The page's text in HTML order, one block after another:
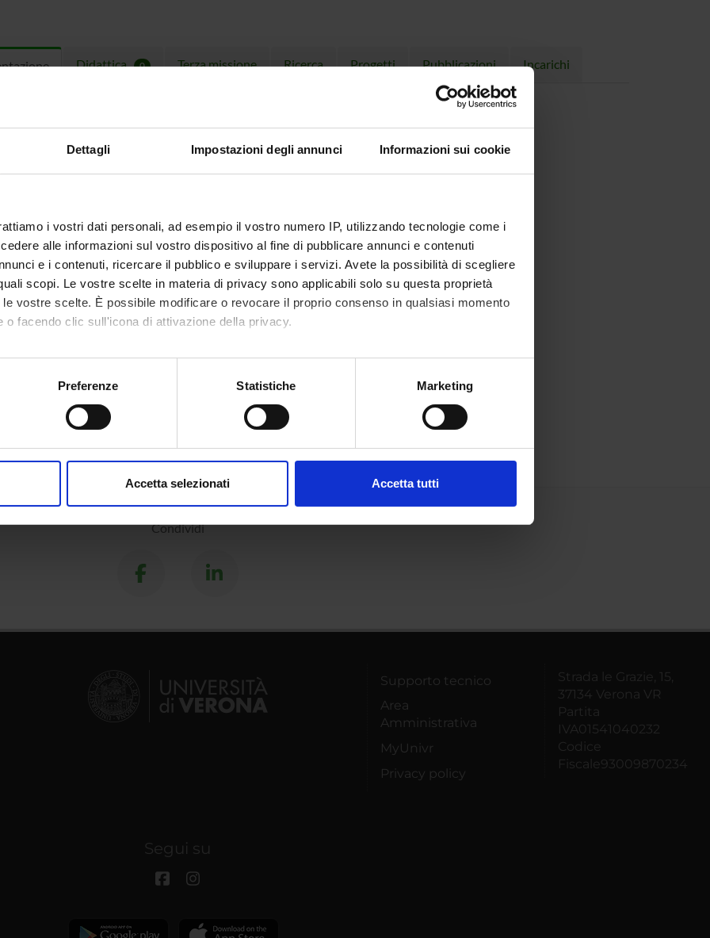
Dettagli Impostazioni degli annunci Informazioni sui cookie
i vostri dati personali, ad esempio il vostro numero IP, utilizzando tecnologie come i
alle informazioni sul vostro dispositivo al fine di pubblicare annunci e contenuti
e i contenuti, ricercare il pubblico e sviluppare i servizi. Avete la possibilità di scegliere
scopi. Le vostre scelte in materia di privacy sono applicabili solo su questa proprietà
vostre scelte. È possibile modificare o revocare il proprio consenso in qualsiasi momento
o facendo clic sull'icona di attivazione della privacy.
anche:
sulla tua posizione geografica, con un'approssimazione di qualche metro,
in qualsiasi momento dalla Dichiarazione sui cookie.
e social media, i quali potrebbero combinarle con altre informazioni che hai fornito loro o
Preferenze Statistiche Marketing
Accetta selezionati Accetta tutti
Didattica 0 Terza missione Ricerca Progetti Pubblicazioni Incarichi
Condividi
Supporto tecnico
Area
Amministrativa
MyUnivr
Privacy policy
Strada le Grazie, 15,
37134 Verona VR
Partita
IVA01541040232
Codice
Fiscale93009870234
Segui su